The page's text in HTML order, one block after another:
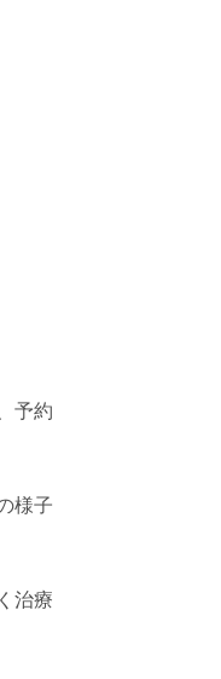
予約
様子
治療